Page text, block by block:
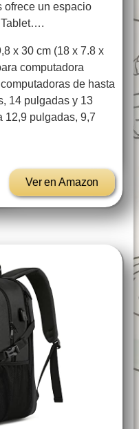
ofrece un espacio
Tablet….
x 30 cm (18 x 7.8 x
computadora
de hasta
14 pulgadas y 13
12,9 pulgadas, 9,7
Ver en Amazon